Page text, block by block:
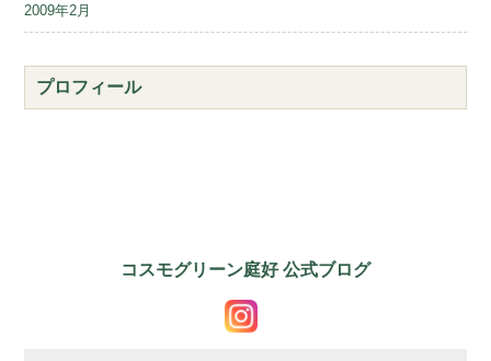
2009年2月
プロフィール
コスモグリーン庭好 公式ブログ